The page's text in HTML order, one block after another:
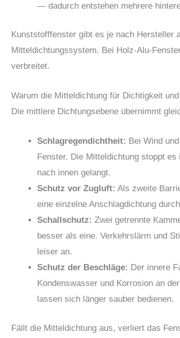
— dadurch entstehen mehrere
Kunststofffenster gibt es je nach Hersteller
Mitteldichtungssystem. Bei Holz-Alu-
verbreitet.
Warum die Mitteldichtung für Dichtigkeit
Die mittlere Dichtungsebene übernimmt
Schlagregendichtheit: Bei Wind
Fenster. Die Mitteldichtung stoppt
nach innen gelangt.
Schutz vor Zugluft: Als zweite
eine einzelne Anschlagdichtung
Schallschutz: Zwei getrennte
besser als eine. Verkehrslärm und
leiser an.
Schutz der Beschläge: Der innere
Kondenswasser und Korrosion an
lassen sich länger sauber bedienen.
Fällt die Mitteldichtung aus, verliert das